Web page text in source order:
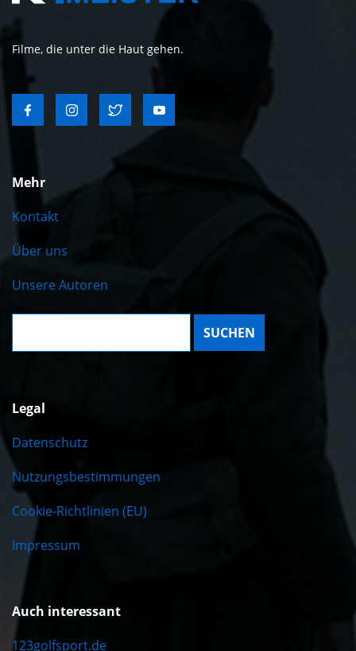
Filme, die unter die Haut gehen.
Mehr
Kontakt
Über uns
Unsere Autoren
Suche:
Legal
Datenschutz
Nutzungsbestimmungen
Cookie-Richtlinien (EU)
Impressum
Auch interessant
123golfsport.de